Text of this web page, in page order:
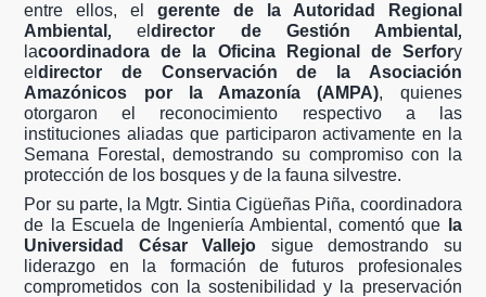
entre ellos, elgerente de la Autoridad Regional
Ambiental ,eldirector de Gestión Ambiental ,
lacoordinadora de la Oficina Regional de Serfory
eldirector de Conservación de la Asociación
Amazónicos por la Amazonía (AMPA), quienes
otorgaron el reconocimiento respectivo a las
instituciones aliadas que participaron activamente en la
Semana Forestal, demostrando su compromiso con la
protección de los bosques y de la fauna silvestre.
Por su parte, la Mgtr. Sintia Cigüeñas Piña, coordinadora
de la Escuela de Ingeniería Ambiental, comentó que
la
Universidad César Vallejo sigue demostrando su
liderazgo en la formación de futuros profesionales
comprometidos con la sostenibilidad y la preservación